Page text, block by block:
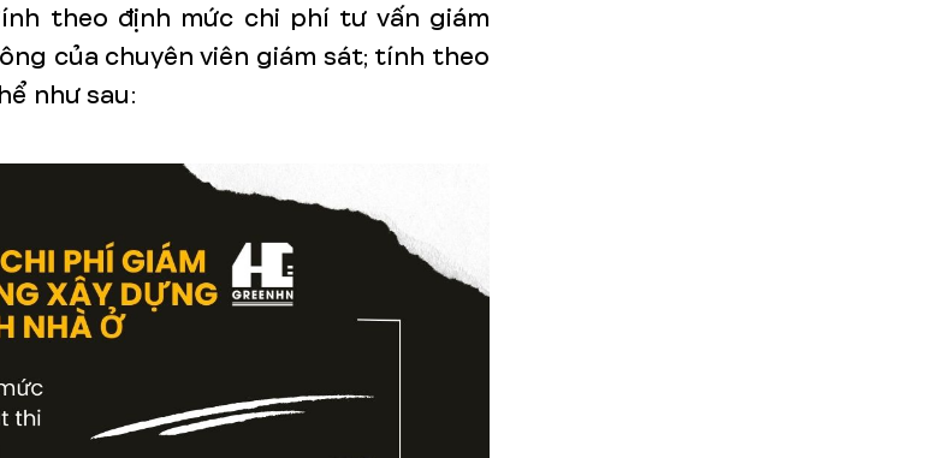
theo định mức chi phí tư vấn giám
của chuyên viên giám sát; tính theo
như sau: